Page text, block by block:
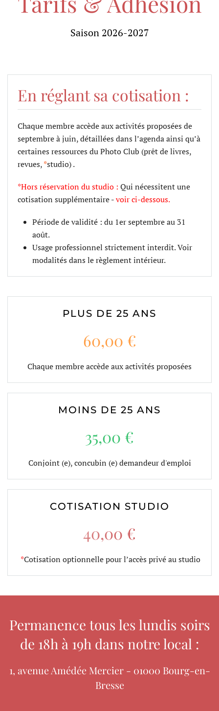
Saison 2026-2027
En réglant sa cotisation :
Chaque membre accède aux activités proposées de
septembre à juin, détaillées dans l’agenda ainsi qu’à
certaines ressources du Photo Club (prêt de livres,
revues,*studio) .
*Hors réservation du studio : Qui nécessitent une
cotisation supplémentaire -voir ci-dessous.
Période de validité : du 1er septembre au 31
août.
Usage professionnel strictement interdit. Voir
modalités dans le règlement intérieur.
PLUS DE 25 ANS
60,00 €
Chaque membre accède aux activités proposées
MOINS DE 25 ANS
35,00 €
Conjoint (e), concubin (e) demandeur d'emploi
COTISATION STUDIO
40,00 €
*Cotisation optionnelle pour l’accès privé au studio
Permanence tous les lundis soirs
de 18h à 19h dans notre local :
1, avenue Amédée Mercier - 01000 Bourg-en-
Bresse